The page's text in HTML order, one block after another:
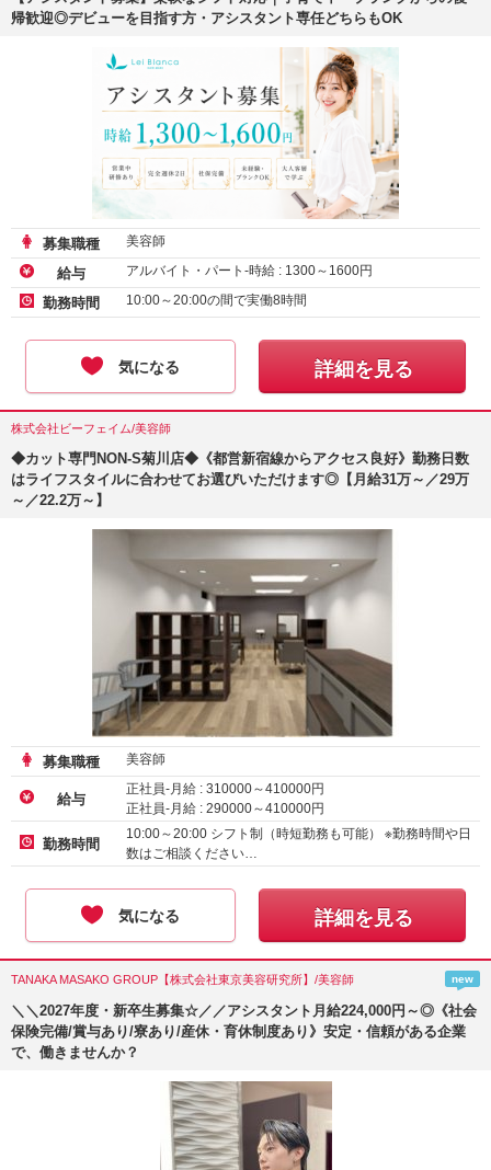
帰歓迎◎デビューを目指す方・アシスタント専任どちらもOK
募集職種 美容師
給与 アルバイト・パート-時給 : 1300～ 1600円
勤務時間 10:00～20:00の間で実働8時間
気になる 詳細を見る
株式会社ビーフェイム/美容師
◆カット専門NON-S菊川店◆《都営新宿線からアクセス良好》勤務日数
はライフスタイルに合わせてお選びいただけます◎【月給31万～／29万
～／22.2万～】
募集職種 美容師
給与
正社員-月給 : 310000～410000円
正社員-月給 : 290000～410000円
正社員-月給 :222300～ 258750円
勤務時間
10:00～20:00 シフト制（時短勤務も可能） ※勤務時間や日
数はご相談ください…
気になる 詳細を見る
TANAKA MASAKO GROUP【株式会社東京美容研究所】/美容師 new
＼＼2027年度・新卒生募集☆／／アシスタント月給224,000円～◎《社会
保険完備/賞与あり/寮あり/産休・育休制度あり》安定・信頼がある企業
で、働きませんか？